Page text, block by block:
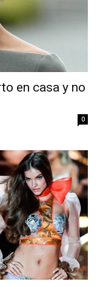
en casa y no
0